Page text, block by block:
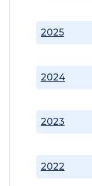
2022
2023
2024
2025